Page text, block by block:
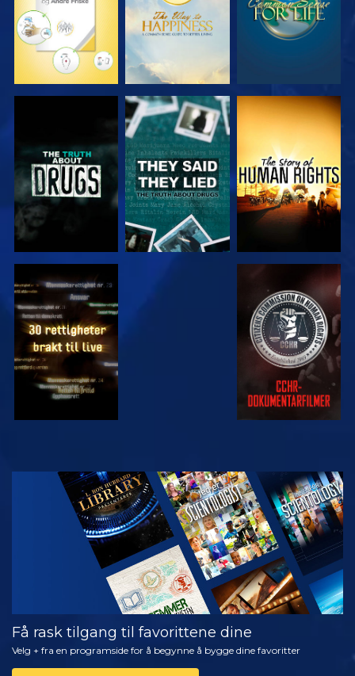
SE SE
SE SE
SE
UTFORSK
SERIEN
Få rask tilgang til favorittene dine
Velg + fra en programside for å begynne å bygge dine favoritter